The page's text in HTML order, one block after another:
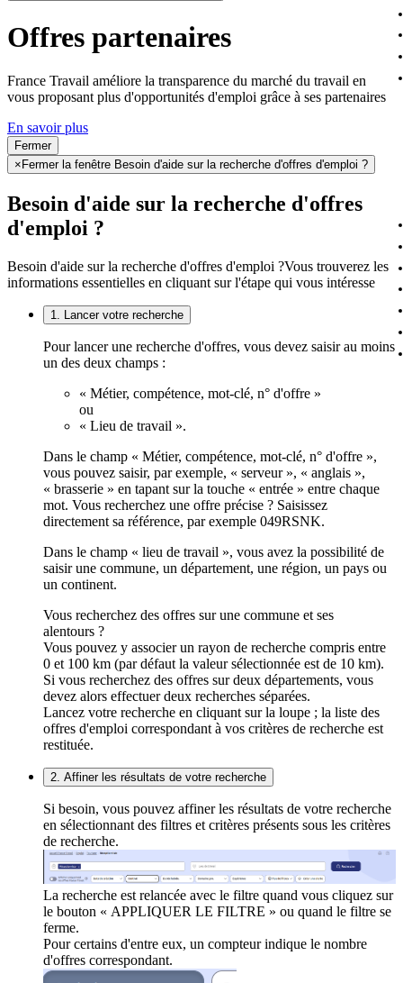
Offres partenaires
France Travail améliore la transparence du marché du travail en
vous proposant plus d'opportunités d'emploi grâce à ses partenaires
En savoir plus
Fermer
× Fermer la fenêtre Besoin d'aide sur la recherche d'offres d'emploi ?
Besoin d'aide sur la recherche d'offres
d'emploi ?
Besoin d'aide sur la recherche d'offres d'emploi ?Vous trouverez les
informations essentielles en cliquant sur l'étape qui vous intéresse
1. Lancer votre recherche
Pour lancer une recherche d'offres, vous devez saisir au moins
un des deux champs :
« Métier, compétence, mot-clé, n° d'offre »
ou
« Lieu de travail ».
Dans le champ « Métier, compétence, mot-clé, n° d'offre »,
vous pouvez saisir, par exemple, « serveur », « anglais »,
« brasserie » en tapant sur la touche « entrée » entre chaque
mot. Vous recherchez une offre précise ? Saisissez
directement sa référence, par exemple 049RSNK.
Dans le champ « lieu de travail », vous avez la possibilité de
saisir une commune, un département, une région, un pays ou
un continent.
Vous recherchez des offres sur une commune et ses
alentours ?
Vous pouvez y associer un rayon de recherche compris entre
0 et 100 km (par défaut la valeur sélectionnée est de 10 km).
Si vous recherchez des offres sur deux départements, vous
devez alors effectuer deux recherches séparées.
Lancez votre recherche en cliquant sur la loupe ; la liste des
offres d'emploi correspondant à vos critères de recherche est
restituée.
2. Affiner les résultats de votre recherche
Si besoin, vous pouvez affiner les résultats de votre recherche
en sélectionnant des filtres et critères présents sous les critères
de recherche.
La recherche est relancée avec le filtre quand vous cliquez sur
le bouton « APPLIQUER LE FILTRE » ou quand le filtre se
ferme.
Pour certains d'entre eux, un compteur indique le nombre
d'offres correspondant.